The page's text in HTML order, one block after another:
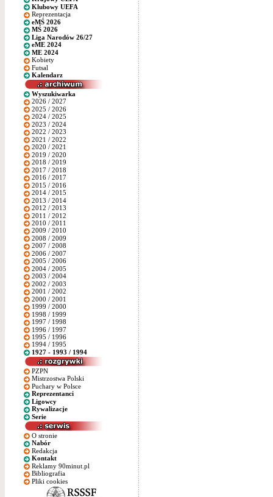
Klubowy UEFA
Reprezentacja
eMŚ 2026
MŚ 2026
Liga Narodów 26/27
eME 2024
ME 2024
Kobiety
Futsal
Kalendarz
Wyszukiwarka
2026 / 2027
2025 / 2026
2024 / 2025
2023 / 2024
2022 / 2023
2021 / 2022
2020 / 2021
2019 / 2020
2018 / 2019
2017 / 2018
2016 / 2017
2015 / 2016
2014 / 2015
2013 / 2014
2012 / 2013
2011 / 2012
2010 / 2011
2009 / 2010
2008 / 2009
2007 / 2008
2006 / 2007
2005 / 2006
2004 / 2005
2003 / 2004
2002 / 2003
2001 / 2002
2000 / 2001
1999 / 2000
1998 / 1999
1997 / 1998
1996 / 1997
1995 / 1996
1994 / 1995
1927 - 1993 / 1994
PZPN
Mistrzostwa Polski
Puchary w Polsce
Reprezentanci
Ligowcy
Rywalizacje
Serie
O stronie
Nabór
Redakcja
Kontakt
Reklamy 90minut.pl
Bibliografia
Pliki cookies